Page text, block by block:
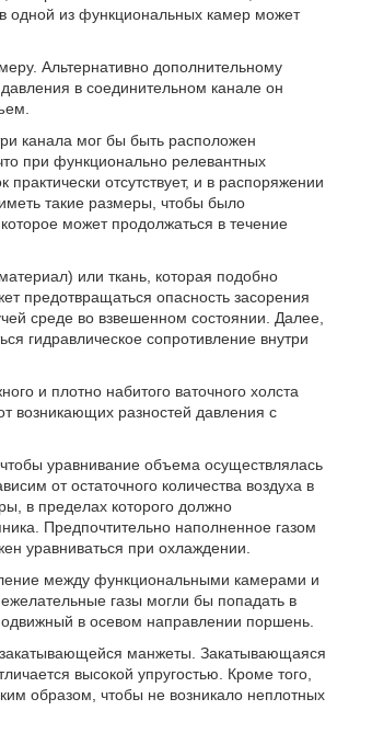
одной из функциональных камер может
Альтернативно дополнительному
в соединительном канале он
канала мог бы быть расположен
при функционально релевантных
отсутствует, и в распоряжении
такие размеры, чтобы было
может продолжаться в течение
или ткань, которая подобно
предотвращаться опасность засорения
среде во взвешенном состоянии. Далее,
гидравлическое сопротивление внутри
и плотно набитого ваточного холста
возникающих разностей давления с
уравнивание объема осуществлялась
от остаточного количества воздуха в
в пределах которого должно
Предпочтительно наполненное газом
уравниваться при охлаждении.
между функциональными камерами и
газы могли бы попадать в
в осевом направлении поршень.
манжеты. Закатывающаяся
высокой упругостью. Кроме того,
образом, чтобы не возникало неплотных